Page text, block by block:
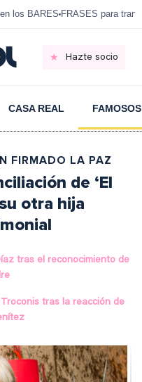
los BARES FRASES para
Hazte socio
CASA REAL FAMOSOS
FIRMADO LA PAZ
de ‘El
otra hija
tras el reconocimiento de
tras la reacción de